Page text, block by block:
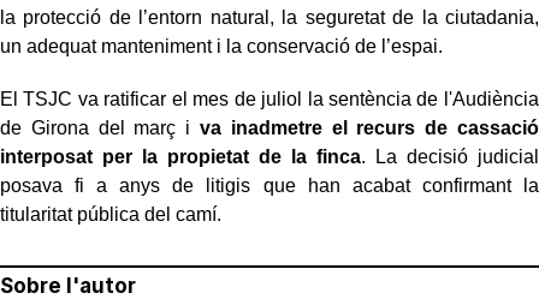
la protecció de l’entorn natural, la seguretat de la ciutadania,
un adequat manteniment i la conservació de l’espai.
El TSJC va ratificar el mes de juliol la sentència de l'Audiència
de Girona del març i va inadmetre el recurs de cassació
interposat per la propietat de la finca. La decisió judicial
posava fi a anys de litigis que han acabat confirmant la
titularitat pública del camí.
Sobre l'autor